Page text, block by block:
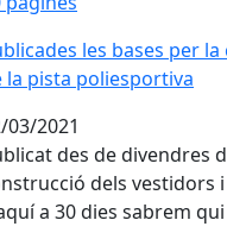
les bases per
les bases per
la pista poliesportiva
03/2021
des de divendres
dels vestidors
a 30 dies sabrem